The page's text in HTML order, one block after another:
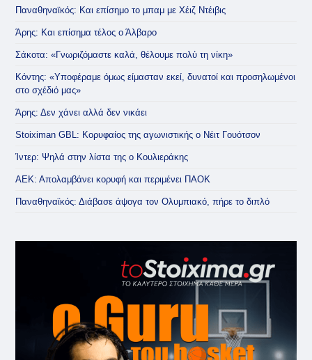
Παναθηναϊκός: Και επίσημο το μπαμ με Χέιζ Ντέιβις
Άρης: Και επίσημα τέλος ο Άλβαρο
Σάκοτα: «Γνωριζόμαστε καλά, θέλουμε πολύ τη νίκη»
Κόντης: «Υποφέραμε όμως είμασταν εκεί, δυνατοί και προσηλωμένοι
στο σχέδιό μας»
Άρης: Δεν χάνει αλλά δεν νικάει
Stoiximan GBL: Κορυφαίος της αγωνιστικής ο Νέιτ Γουότσον
Ίντερ: Ψηλά στην λίστα της ο Κουλιεράκης
ΑΕΚ: Απολαμβάνει κορυφή και περιμένει ΠΑΟΚ
Παναθηναϊκός: Διάβασε άψογα τον Ολυμπιακό, πήρε το διπλό